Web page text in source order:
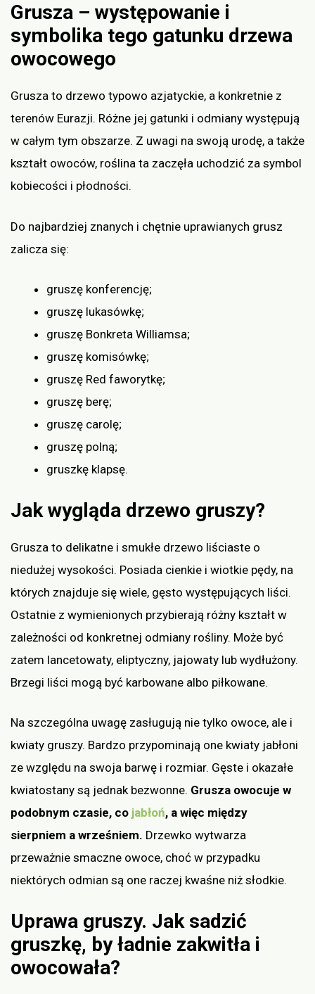
Grusza – występowanie i
symbolika tego gatunku drzewa
owocowego
Grusza to drzewo typowo azjatyckie, a konkretnie z
terenów Eurazji. Różne jej gatunki i odmiany występują
w całym tym obszarze. Z uwagi na swoją urodę, a także
kształt owoców, roślina ta zaczęła uchodzić za symbol
kobiecości i płodności.
Do najbardziej znanych i chętnie uprawianych grusz
zalicza się:
gruszę konferencję;
gruszę lukasówkę;
gruszę Bonkreta Williamsa;
gruszę komisówkę;
gruszę Red faworytkę;
gruszę berę;
gruszę carolę;
gruszę polną;
gruszkę klapsę.
Jak wygląda drzewo gruszy?
Grusza to delikatne i smukłe drzewo liściaste o
niedużej wysokości. Posiada cienkie i wiotkie pędy, na
których znajduje się wiele, gęsto występujących liści.
Ostatnie z wymienionych przybierają różny kształt w
zależności od konkretnej odmiany rośliny. Może być
zatem lancetowaty, eliptyczny, jajowaty lub wydłużony.
Brzegi liści mogą być karbowane albo piłkowane.
Na szczególna uwagę zasługują nie tylko owoce, ale i
kwiaty gruszy. Bardzo przypominają one kwiaty jabłoni
ze względu na swoja barwę i rozmiar. Gęste i okazałe
kwiatostany są jednak bezwonne. Grusza owocuje w
podobnym czasie, co jabłoń, a więc między
sierpniem a wrześniem. Drzewko wytwarza
przeważnie smaczne owoce, choć w przypadku
niektórych odmian są one raczej kwaśne niż słodkie.
Uprawa gruszy. Jak sadzić
gruszkę, by ładnie zakwitła i
owocowała?